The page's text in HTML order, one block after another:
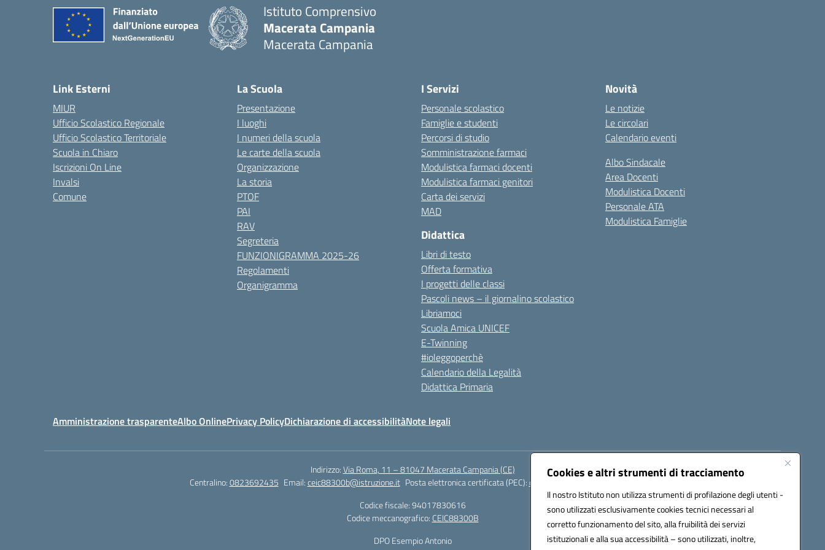
Cookies e altri strumenti di tracciamento
Il nostro Istituto non utilizza strumenti di profilazione degli utenti -
sono utilizzati esclusivamente cookies tecnici necessari al
corretto funzionamento del sito, alla fruibilità dei servizi
istituzionali e alla sua accessibilità – sono utilizzati, inoltre,
Istituto Comprensivo
Macerata Campania
Macerata Campania
Link Esterni
MIUR
Ufficio Scolastico Regionale
Ufficio Scolastico Territoriale
Scuola in Chiaro
Iscrizioni On Line
Invalsi
Comune
La Scuola
Presentazione
I luoghi
I numeri della scuola
Le carte della scuola
Organizzazione
La storia
PTOF
PAI
RAV
Segreteria
FUNZIONIGRAMMA 2025-26
Regolamenti
Organigramma
I Servizi
Personale scolastico
Famiglie e studenti
Percorsi di studio
Somministrazione farmaci
Modulistica farmaci docenti
Modulistica farmaci genitori
Carta dei servizi
MAD
Didattica
Libri di testo
Offerta formativa
I progetti delle classi
Pascoli news – il giornalino scolastico
Libriamoci
Scuola Amica UNICEF
E-Twinning
#ioleggoperchè
Calendario della Legalità
Didattica Primaria
Novità
Le notizie
Le circolari
Calendario eventi
Albo Sindacale
Area Docenti
Modulistica Docenti
Personale ATA
Modulistica Famiglie
Amministrazione trasparenteAlbo OnlinePrivacy PolicyDichiarazione di accessibilitàNote legali
Indirizzo:Via Roma, 11 – 81047 Macerata Campania (CE)
Centralino:0823692435 Email:ceic88300b@istruzione.it Posta elettronica certificata (PEC):ceic88300b@pec.istruzione.it
Codice fiscale: 94017830616
Codice meccanografico: CEIC88300B
DPO Esempio Antonio